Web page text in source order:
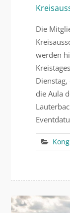
Die
werden
die Aula